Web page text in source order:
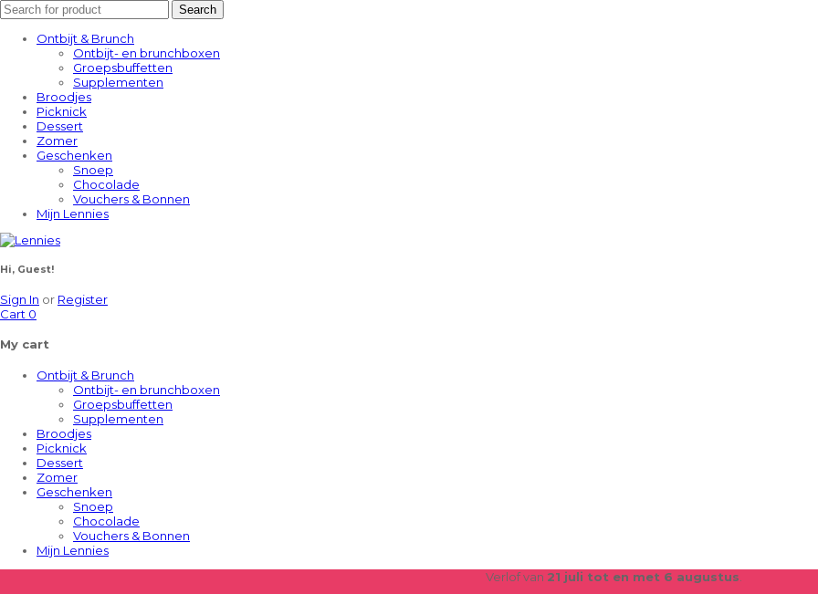
Search
Ontbijt & Brunch
Ontbijt- en brunchboxen
Groepsbuffetten
Supplementen
Broodjes
Picknick
Dessert
Zomer
Geschenken
Snoep
Chocolade
Vouchers & Bonnen
Mijn Lennies
Hi, Guest!
Sign In or Register
Cart 0
My cart
Ontbijt & Brunch
Ontbijt- en brunchboxen
Groepsbuffetten
Supplementen
Broodjes
Picknick
Dessert
Zomer
Geschenken
Snoep
Chocolade
Vouchers & Bonnen
Mijn Lennies
Verlof van 21 juli tot en met 6 augustus